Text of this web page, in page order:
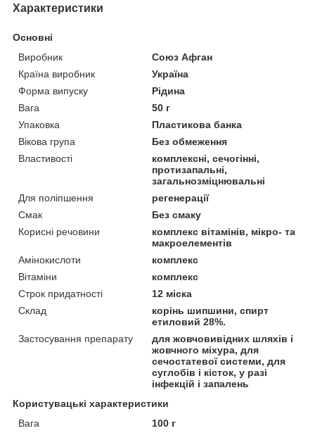
Характеристики
Основні
Виробник
Союз Афган
Країна виробник
Україна
Форма випуску
Рідина
Вага
50 г
Упаковка
Пластикова банка
Вікова група
Без обмеження
Властивості
комплексні, сечогінні,
протизапальні,
загальнозміцнювальні
Для поліпшення
регенерації
Смак
Без смаку
Корисні речовини
комплекс вітамінів, мікро- та
макроелементів
Амінокислоти
комплекс
Вітаміни
комплекс
Строк придатності
12 міска
Склад
корінь шипшини, спирт
етиловий 28%.
Застосування препарату
для жовчовивідних шляхів і
жовчного міхура, для
сечостатевої системи, для
суглобів і кісток, у разі
інфекцій і запалень
Користувацькі характеристики
Вага
100 г